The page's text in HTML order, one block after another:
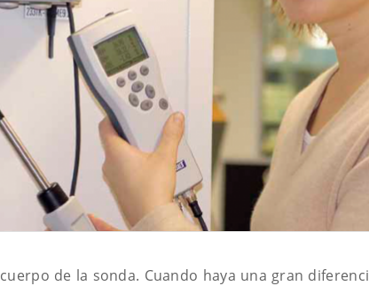
cuerpo de la sonda. Cuando haya una gran